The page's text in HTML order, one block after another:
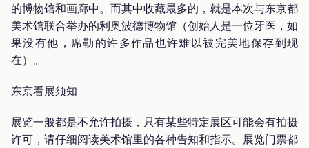
的博物馆和画廊中。而其中收藏最多的，就是本次与东京都
美术馆联合举办的利奥波德博物馆（创始人是一位牙医，如
果没有他，席勒的许多作品也许难以被完美地保存到现
在）。
东京看展须知
展览一般都是不允许拍摄，只有某些特定展区可能会有拍摄
许可，请仔细阅读美术馆里的各种告知和指示。展览门票都